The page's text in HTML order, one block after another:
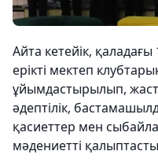
Айта кетейік,
ерікті мектеп
ұйымдастырылып,
әдептілік,
қасиеттер мен
мәдениетті